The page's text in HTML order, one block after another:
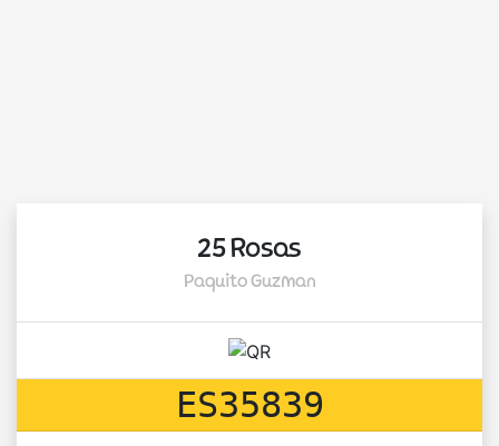
25 Rosas
Paquito Guzman
ES35839